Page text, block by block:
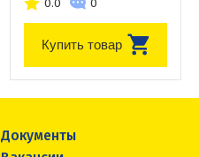
0.0 0
Купить товар
Документы